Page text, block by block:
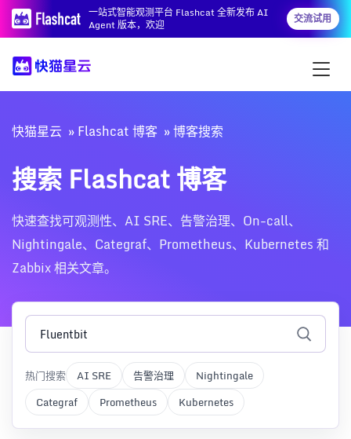
一站式智能观测平台 Flashcat 全新发布 AI
Agent 版本，欢迎
交流试用
快猫星云 Flashcat 博客 博客搜索
搜索 Flashcat 博客
快速查找可观测性、AI SRE、告警治理、On-call、
Nightingale、Categraf、Prometheus、Kubernetes 和
Zabbix 相关文章。
热门搜索 AI SRE 告警治理
Nightingale
Categraf
Prometheus Kubernetes